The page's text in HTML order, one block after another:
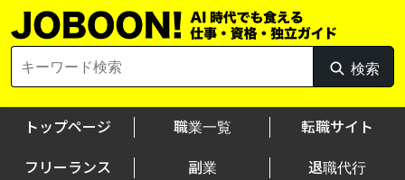
Skip
to
for:
検索
検
索
トップページ 職業一覧 転職サイト
フリーランス 副業 退職代行